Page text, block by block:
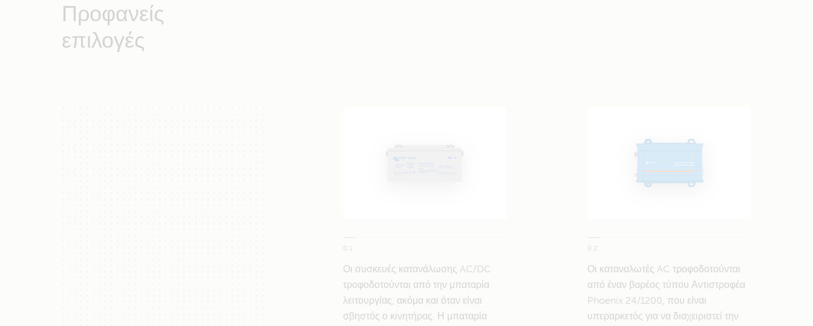
Προφανείς
επιλογές
01
Οι συσκευές κατανάλωσης AC/DC
τροφοδοτούνται από την μπαταρία
λειτουργίας, ακόμα και όταν είναι
σβηστός ο κινητήρας. Η μπαταρία
02
Οι καταναλωτές AC τροφοδοτούνται
από έναν βαρέος τύπου Αντιστροφέα
Phoenix 24/1200, που είναι
υπεραρκετός για να διαχειριστεί την